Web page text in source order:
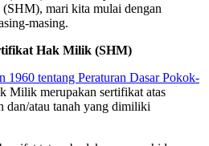
mari kita mulai dengan
masing.
Hak Milik (SHM)
1960 tentang Peraturan Dasar Pokok-
Milik merupakan sertifikat atas
dan/atau tanah yang dimiliki